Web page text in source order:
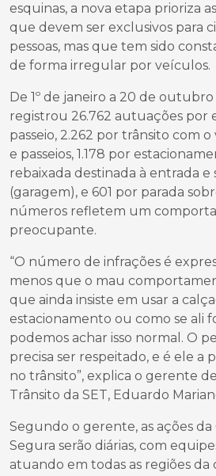
esquinas, a nova etapa prioriza
que devem ser exclusivos para
pessoas, mas que tem sido
de forma irregular por veículos.
De 1º de janeiro a 20 de
registrou 26.762 autuações por
passeio, 2.262 por trânsito com
e passeios, 1.178 por
rebaixada destinada à entrada e
(garagem), e 601 por parada
números refletem um
preocupante.
“O número de infrações é
menos que o mau
que ainda insiste em usar a
estacionamento ou como se ali
podemos achar isso normal. O
precisa ser respeitado, e é ele a
no trânsito”, explica o gerente
Trânsito da SET, Eduardo
Segundo o gerente, as ações da
Segura serão diárias, com
atuando em todas as regiões da